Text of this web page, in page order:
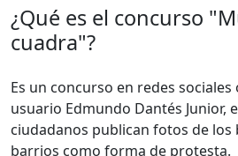
¿Qué es el concurso
cuadra"?
Es un concurso en redes
usuario Edmundo Dantés Junior,
ciudadanos publican fotos de los
barrios como forma de protesta.